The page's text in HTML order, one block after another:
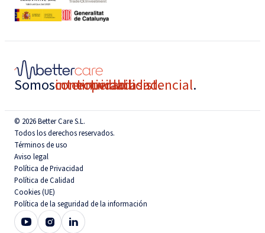
Somosconectividad.
interoperabilidad.
continuidad asistencial.
© 2026 Better Care S.L.
Todos los derechos reservados.
Términos de uso
Aviso legal
Política de Privacidad
Política de Calidad
Cookies (UE)
Política de la seguridad de la información